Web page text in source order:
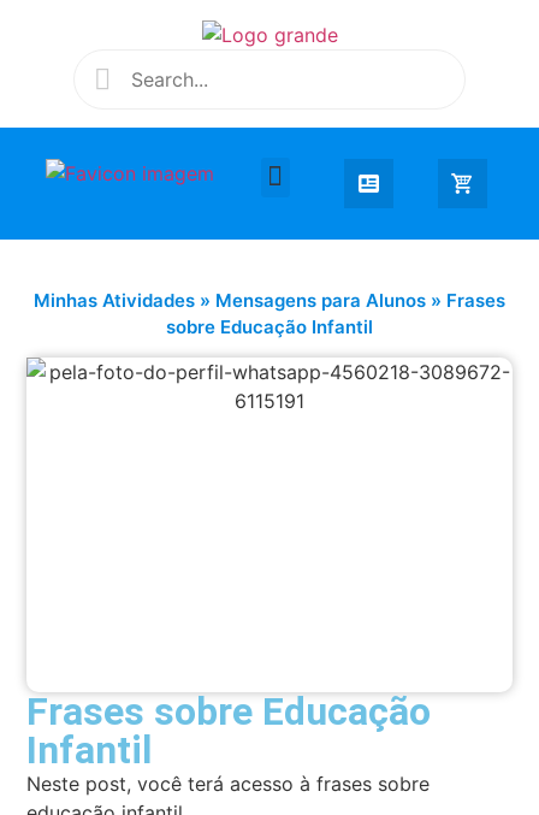
Minhas Atividades » Mensagens para Alunos » Frases
sobre Educação Infantil
Frases sobre Educação
Infantil
Neste post, você terá acesso à frases sobre